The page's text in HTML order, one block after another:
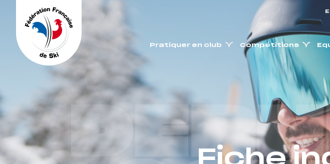
Pratiquer en club Compétitions
Fiche